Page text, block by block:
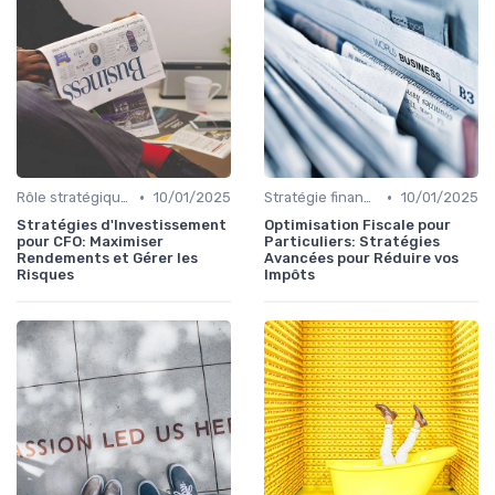
Rôle stratégique du CFO • 10/01/2025
Stratégies d'Investissement
pour CFO: Maximiser
Rendements et Gérer les
Risques
Stratégie financière d’entreprise • 10/01/2025
Optimisation Fiscale pour
Particuliers: Stratégies
Avancées pour Réduire vos
Impôts